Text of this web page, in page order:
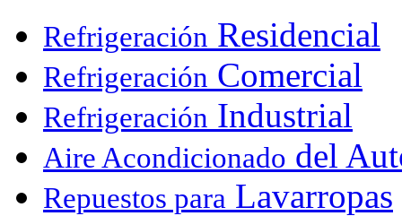
Refrigeración Residencial
Refrigeración Comercial
Refrigeración Industrial
Aire Acondicionado del
Repuestos para Lavarropas